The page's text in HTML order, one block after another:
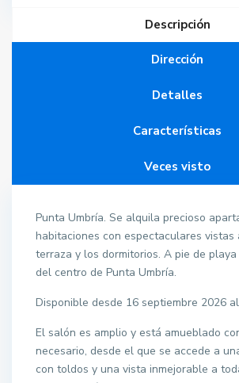
Descripción
Dirección
Detalles
Características
Veces visto
Punta Umbría. Se alquila precioso
habitaciones con espectaculares vistas
terraza y los dormitorios. A pie de
del centro de Punta Umbría.
Disponible desde 16 septiembre 2026
El salón es amplio y está amueblado
necesario, desde el que se accede a
con toldos y una vista inmejorable a